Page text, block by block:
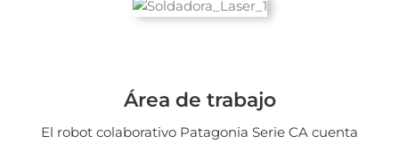
Área de trabajo
El robot colaborativo Patagonia Serie CA cuenta